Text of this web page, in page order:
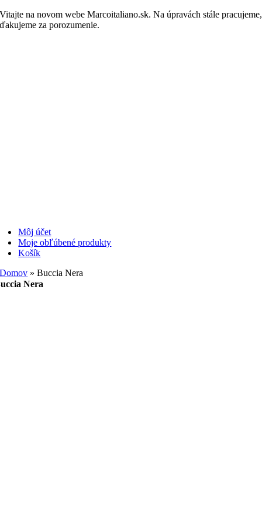
Skip
to
Vitajte na novom webe Marcoitaliano.sk. Na úpravách stále pracujeme,
ďakujeme za porozumenie.
Môj účet
Moje obľúbené produkty
Košík
Domov »Buccia Nera
Nera